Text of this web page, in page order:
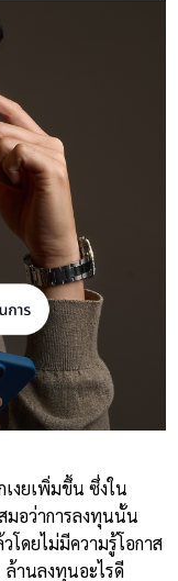
เงยเพิ่มขึ้น ซึ่งใน
มอว่าการลงทุนนั้น
ดยไม่มีความรู้โอกาส
ล้านลงทุนอะไรดี